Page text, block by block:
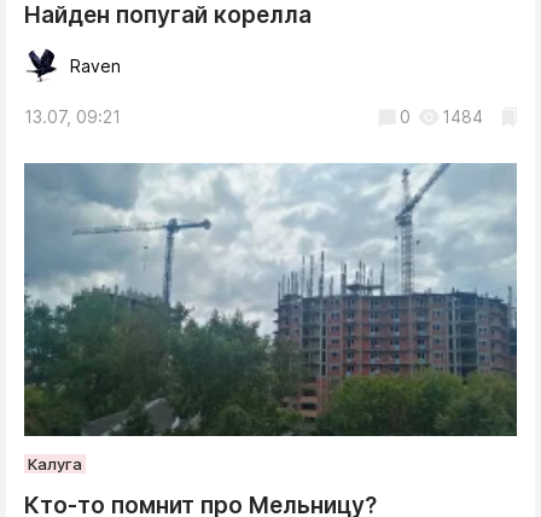
Найден попугай корелла
Raven
13.07, 09:21 0 1484
Калуга
Кто-то помнит про Мельницу?